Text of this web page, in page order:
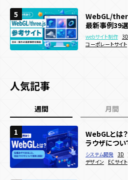
機能
多言語化機能 CMS機能 CRM機能
キャンペーン目的別
新規顧客獲得施策 既存顧客向け施策
ブランディング
5
WebGL/
最新事例39選
webサイト制作 3D
コーポレートサイト
5
話題のPR事
海外の成功事
キャンペーン・PR
SNSキャンペーン
5
ECサイトで
策15選！効果
キャンペーン・PR
人気記事
週間 月間
1
WebGLとは
ラウザについ
システム開発 3D
デザイン
ECサイト
1
SNSキャン
X(Twitter)や
い企画を紹介
キャンペーン・PR
Twitter
TikTok
1
話題のPR事
海外の成功
キャンペーン・PR
SNSキャンペーン